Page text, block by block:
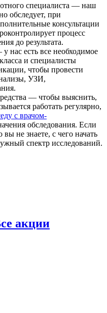
специалиста — наш
обследует, при
консультации
процесс
до результата.
нас есть все необходимое
и специалисты
чтобы провести
УЗИ,
— чтобы выяснить,
работать регулярно,
с врачом-
обследования. Если
не знаете, с чего начать
спектр исследований.
акции